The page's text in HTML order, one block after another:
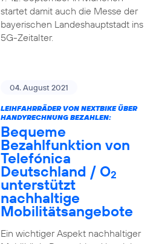
startet damit auch die Messe der
bayerischen Landeshauptstadt ins
5G-Zeitalter.
04. August 2021
LEIHFAHRRÄDER VON NEXTBIKE ÜBER
HANDYRECHNUNG BEZAHLEN:
Bequeme
Bezahlfunktion von
Telefónica
Deutschland / O2
unterstützt
nachhaltige
Mobilitätsangebote
Ein wichtiger Aspekt nachhaltiger